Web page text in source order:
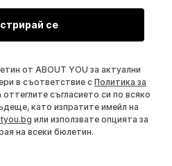
се
от ABOUT YOU за актуални
в съответствие с Политика за
съгласието си по всяко
като изпратите имейл на
или използвате опцията за
на всеки бюлетин.